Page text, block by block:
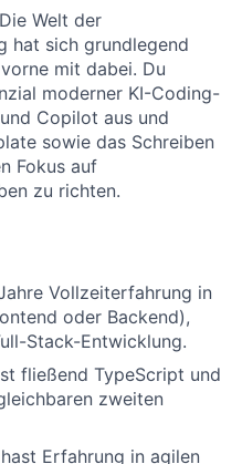
Die Welt der
hat sich grundlegend
mit dabei. Du
moderner KI-Coding-
Copilot aus und
sowie das Schreiben
Fokus auf
zu richten.
Vollzeiterfahrung in
oder Backend),
Stack-Entwicklung.
fließend TypeScript und
zweiten
Erfahrung in agilen